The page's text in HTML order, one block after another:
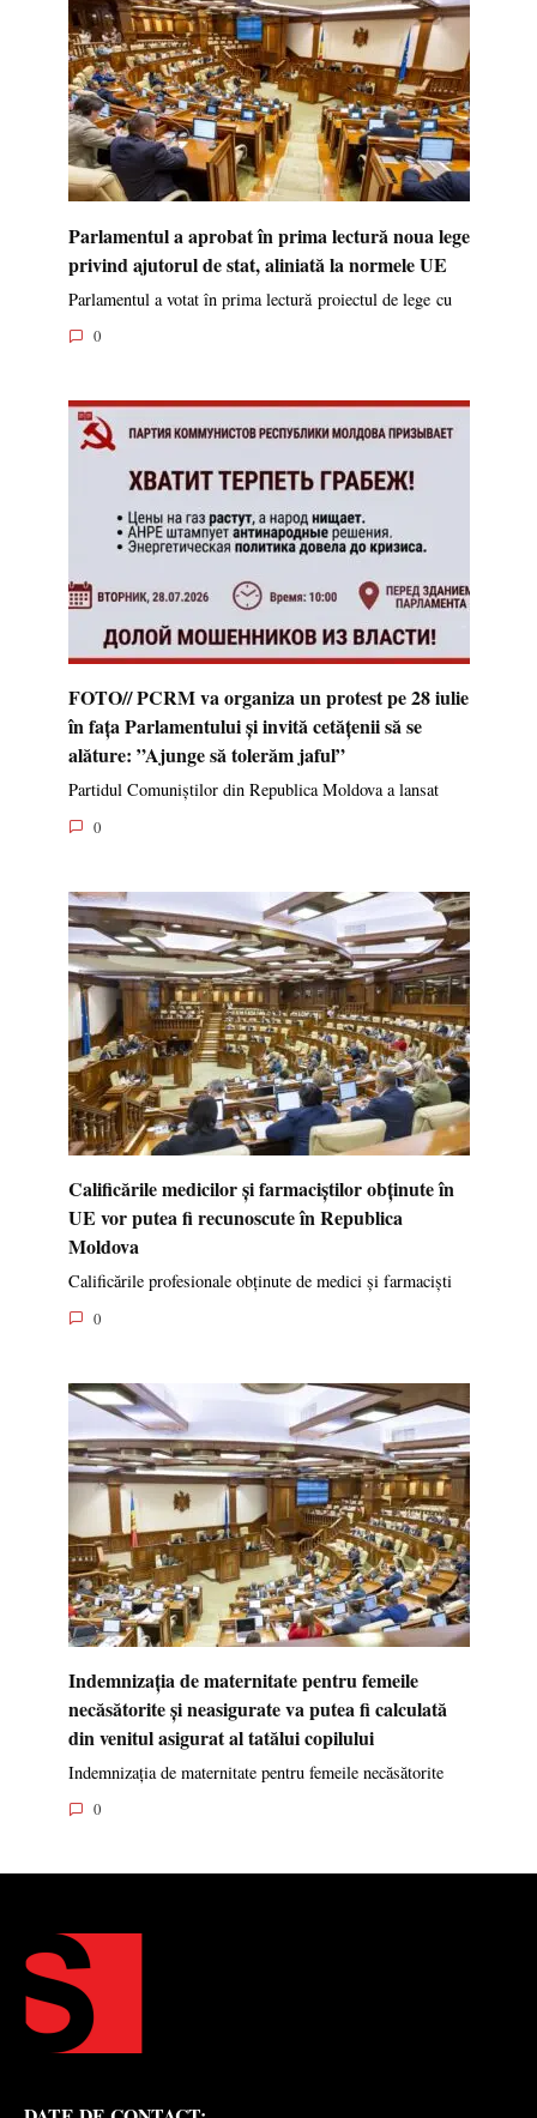
Parlamentul a aprobat în prima lectură noua lege
privind ajutorul de stat, aliniată la normele UE
Parlamentul a votat în prima lectură proiectul de lege cu
0
FOTO// PCRM va organiza un protest pe 28 iulie
în fața Parlamentului și invită cetățenii să se
alăture: ”Ajunge să tolerăm jaful”
Partidul Comuniștilor din Republica Moldova a lansat
0
Calificările medicilor și farmaciștilor obținute în
UE vor putea fi recunoscute în Republica
Moldova
Calificările profesionale obținute de medici și farmaciști
0
Indemnizația de maternitate pentru femeile
necăsătorite și neasigurate va putea fi calculată
din venitul asigurat al tatălui copilului
Indemnizația de maternitate pentru femeile necăsătorite
0